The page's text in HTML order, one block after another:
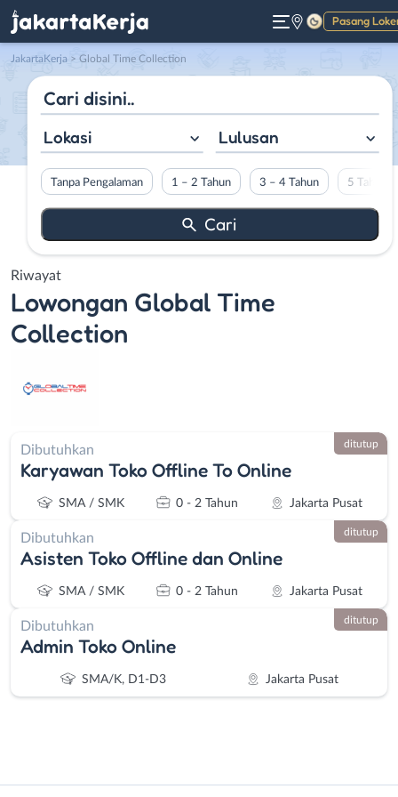
Pasang
Gelap
JakartaKerja > Global Time Collection
Lokasi Lulusan
Tanpa Pengalaman 1 – 2 Tahun 3 – 4 Tahun 5 Tahun
Riwayat
Lowongan Global Time
Collection
Dibutuhkan
Karyawan Toko Offline To Online
SMA / SMK 0 - 2 Tahun Jakarta Pusat
ditutup
Dibutuhkan
Asisten Toko Offline dan Online
SMA / SMK 0 - 2 Tahun Jakarta Pusat
ditutup
Dibutuhkan
Admin Toko Online
SMA/K, D1-D3 Jakarta Pusat
ditutup
Administrasi
Bebas